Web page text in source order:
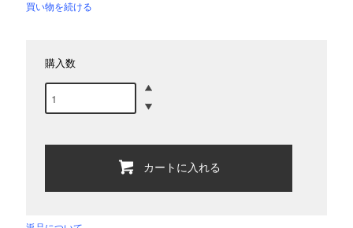
買い物を続ける
購入数
カートに入れる